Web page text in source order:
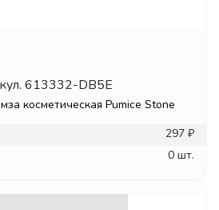
613332-DB5E
косметическая Pumice Stone
297 ₽
0 шт.